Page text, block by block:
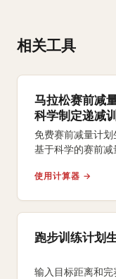
相关工具
马拉松赛前减
科学制定递减
免费赛前减量计划
基于科学的赛前
使用计算器 →
跑步训练计划
输入目标距离和完